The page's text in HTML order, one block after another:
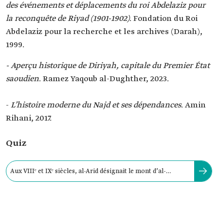
des événements et déplacements du roi Abdelaziz pour
la reconquête de Riyad (1901-1902). Fondation du Roi
Abdelaziz pour la recherche et les archives (Darah),
1999.
- Aperçu historique de Diriyah, capitale du Premier État
saoudien. Ramez Yaqoub al-Dughther, 2023.
- L’histoire moderne du Najd et ses dépendances. Amin
Rihani, 2017.
Quiz
Aux VIIIᵉ et IXᵉ siècles, al-Arid désignait le mont d’al-